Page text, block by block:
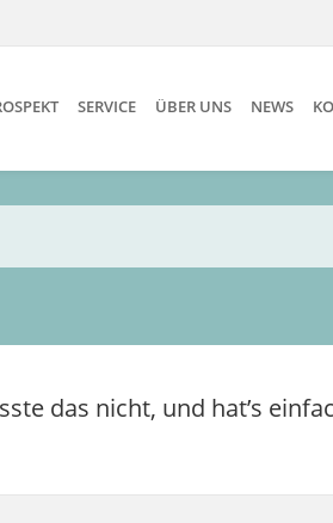
SERVICE ÜBER UNS NEWS
das nicht, und hat’s